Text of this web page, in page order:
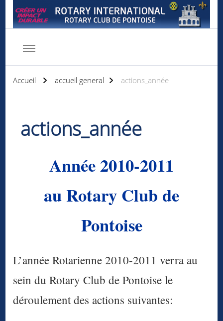
Accueil accueil general actions_année
actions_année
Année 2010-2011
au Rotary Club de
Pontoise
L’année Rotarienne 2010-2011 verra au
sein du Rotary Club de Pontoise le
déroulement des actions suivantes: